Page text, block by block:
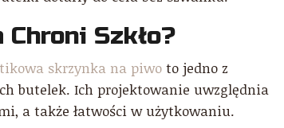
Szkło?
skrzynka na piwo to jedno z
butelek. Ich projektowanie uwzględnia
a także łatwości w użytkowaniu.